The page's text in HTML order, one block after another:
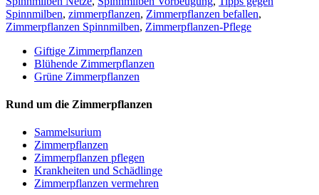
Spinnmilben, zimmerpflanzen, Zimmerpflanzen befallen,
Zimmerpflanzen Spinnmilben, Zimmerpflanzen-Pflege
Giftige Zimmerpflanzen
Blühende Zimmerpflanzen
Grüne Zimmerpflanzen
Rund um die Zimmerpflanzen
Sam­mel­su­ri­um
Zimmerpflanzen
Zimmerpflanzen pflegen
Krankheiten und Schädlinge
Zimmerpflanzen vermehren